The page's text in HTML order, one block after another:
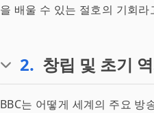
을 배울 수 있는 절호의 기회라
2. 창립 및 초기
BBC는 어떻게 세계의 주요 방